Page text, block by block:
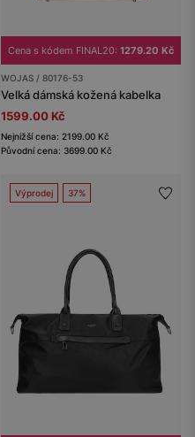
Cena s kódem FINAL20: 1279.20 Kč
WOJAS / 80176-53
Velká dámská kožená kabelka
1599.00 Kč
Nejnižší cena: 2199.00 Kč
Původní cena: 3699.00 Kč
Výprodej 37%